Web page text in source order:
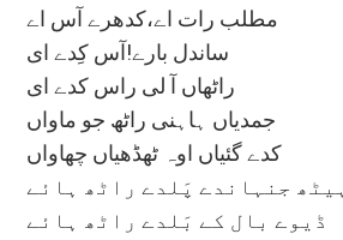
مطلب رات اے،کدھرے آس اے
ساندل بارے!آس کِدے ای
راٹھاں آ لی راس کدے ای
جمدیاں ہاہنی راٹھ جو ماواں
کدے گئیاں اوہ ٹھڈھیاں چھاواں
ہیٹھ جنہاندے پَلدے راٹھ ہائے
ڈیوے بال کے بَلدے راٹھ ہائے